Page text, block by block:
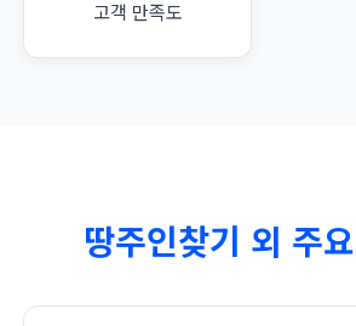
고객 만족도
땅주인찾기 외 주